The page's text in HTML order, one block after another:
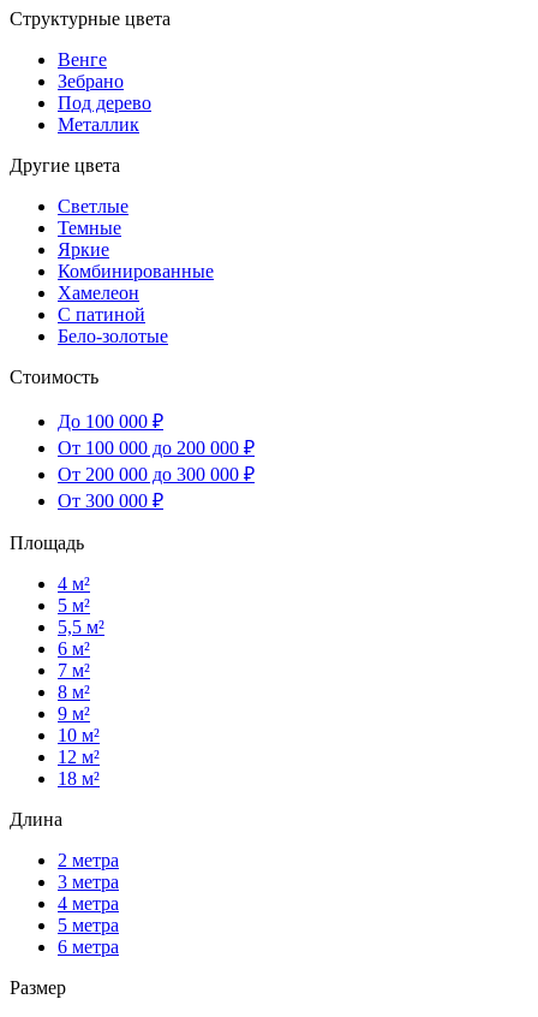
Структурные цвета
Венге
Зебрано
Под дерево
Металлик
Другие цвета
Светлые
Темные
Яркие
Комбинированные
Хамелеон
С патиной
Бело-золотые
Стоимость
До 100 000 ₽
От 100 000 до 200 000 ₽
От 200 000 до 300 000 ₽
От 300 000 ₽
Площадь
4 м²
5 м²
5,5 м²
6 м²
7 м²
8 м²
9 м²
10 м²
12 м²
18 м²
Длина
2 метра
3 метра
4 метра
5 метра
6 метра
Размер